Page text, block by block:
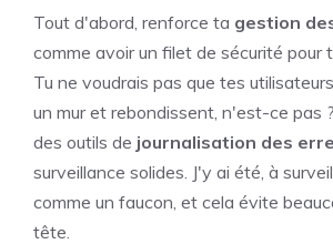
Tout d'abord, renforce ta gestion
comme avoir un filet de sécurité pour
Tu ne voudrais pas que tes
un mur et rebondissent, n'est-ce pas
des outils de journalisation des
surveillance solides. J'y ai été, à
comme un faucon, et cela évite
tête.